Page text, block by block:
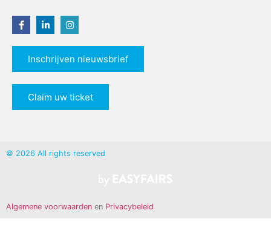
Inschrijven nieuwsbrief
Claim uw ticket
© 2026 All rights reserved
Algemene voorwaarden en Privacybeleid